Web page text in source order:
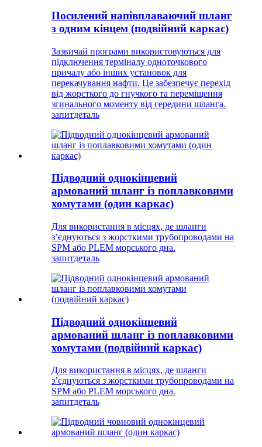
Посилений напівплаваючий шланг
з одним кінцем (подвійний каркас)
Зазвичай програми використовуються для
підключення терміналу одноточкового
причалу або інших установок для
перекачування нафти. Це забезпечує перехід
від жорсткого до гнучкого та переміщення
згинального моменту від середини шланга.
запитдеталь
Підводний однокінцевий
армований шланг із поплавковими
хомутами (один каркас)
Для використання в місцях, де шланги
з’єднуються з жорсткими трубопроводами на
SPM або PLEM морського дна.
запитдеталь
Підводний однокінцевий
армований шланг із поплавковими
хомутами (подвійний каркас)
Для використання в місцях, де шланги
з’єднуються з жорсткими трубопроводами на
SPM або PLEM морського дна.
запитдеталь